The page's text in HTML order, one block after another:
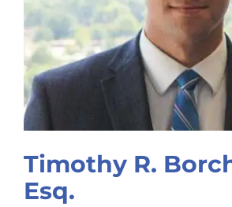
Timothy R.
Esq.